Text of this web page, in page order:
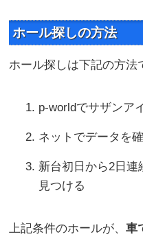
ホール探しの方法
ホール探しは下記の方法
p-worldでサザンア
ネットでデータを
新台初日から2日連
見つける
上記条件のホールが、車